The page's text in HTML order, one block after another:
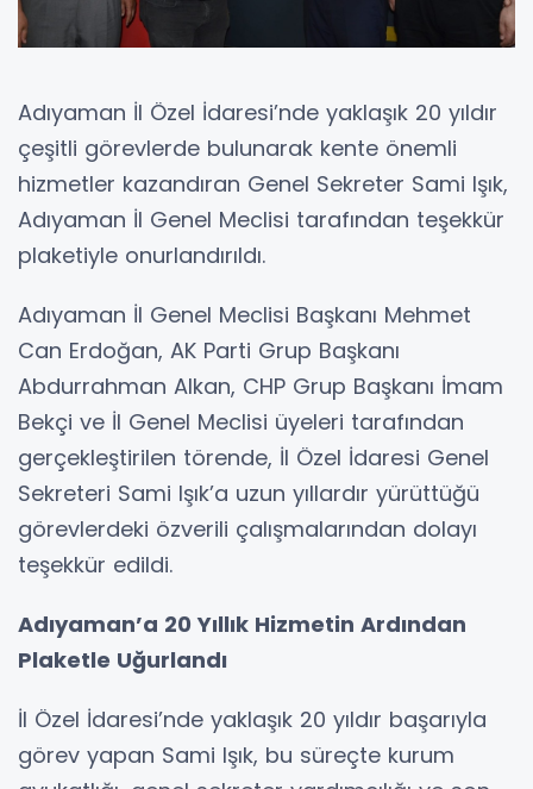
Adıyaman İl Özel İdaresi’nde yaklaşık 20 yıldır
çeşitli görevlerde bulunarak kente önemli
hizmetler kazandıran Genel Sekreter Sami Işık,
Adıyaman İl Genel Meclisi tarafından teşekkür
plaketiyle onurlandırıldı.
Adıyaman İl Genel Meclisi Başkanı Mehmet
Can Erdoğan, AK Parti Grup Başkanı
Abdurrahman Alkan, CHP Grup Başkanı İmam
Bekçi ve İl Genel Meclisi üyeleri tarafından
gerçekleştirilen törende, İl Özel İdaresi Genel
Sekreteri Sami Işık’a uzun yıllardır yürüttüğü
görevlerdeki özverili çalışmalarından dolayı
teşekkür edildi.
Adıyaman’a 20 Yıllık Hizmetin Ardından
Plaketle Uğurlandı
İl Özel İdaresi’nde yaklaşık 20 yıldır başarıyla
görev yapan Sami Işık, bu süreçte kurum